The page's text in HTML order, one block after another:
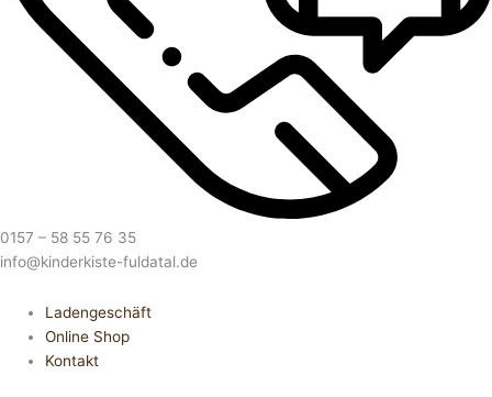
0157 – 58 55 76 35
info@kinderkiste-fuldatal.de
Ladengeschäft
Online Shop
Kontakt